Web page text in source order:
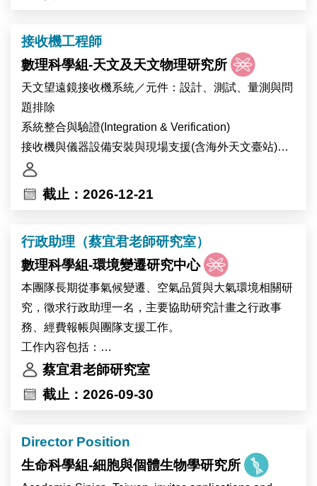
publications within the broad themes of the project.
The position involves no teaching load and also
provides mentorship toward publication in leading
journals. The position is particularly suitable for early-
career researchers seeking to establish an
independent publication record in family demography
and population studies.
The research program seeks to understand how
delayed partnership formation, rising singlehood,
marriage, cohabitation, changing gender relations,
persistent low fertility, birth outcomes, and social
inequalities—is reshaping family life in Taiwan and
East Asia. Through nationally representative survey
data and comparative research, we aim to contribute to
broader theoretical debates on family change,
inequality, and demographic transformation.
•singlehood and unpartnered adults;
•partnership formation and marriage;
•fertility intentions;
接收機工程師
數理科學組-天文及天文物理研究所
天文望遠鏡接收機系統／元件：設計、測試、量測與問
題排除
系統整合與驗證(Integration & Verification)
接收機與儀器設備安裝與現場支援(含海外天文臺站)
跨團隊協作(跨工程領域×科學)
截止：2026-12-21
行政助理（蔡宜君老師研究室）
數理科學組-環境變遷研究中心
本團隊長期從事氣候變遷、空氣品質與大氣環境相關研
究，徵求行政助理一名，主要協助研究計畫之行政事
務、經費報帳與團隊支援工作。
工作內容包括：
• 辦理研究計畫經費報帳、核銷、採購及相關行政流程
• 協助團隊聯繫、會議安排與日常行政庶務
蔡宜君老師研究室
截止：2026-09-30
Director Position
生命科學組-細胞與個體生物學研究所